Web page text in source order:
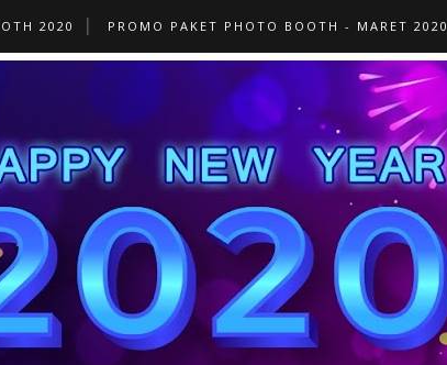
2020 PROMO PAKET PHOTO BOOTH - MARET 2020